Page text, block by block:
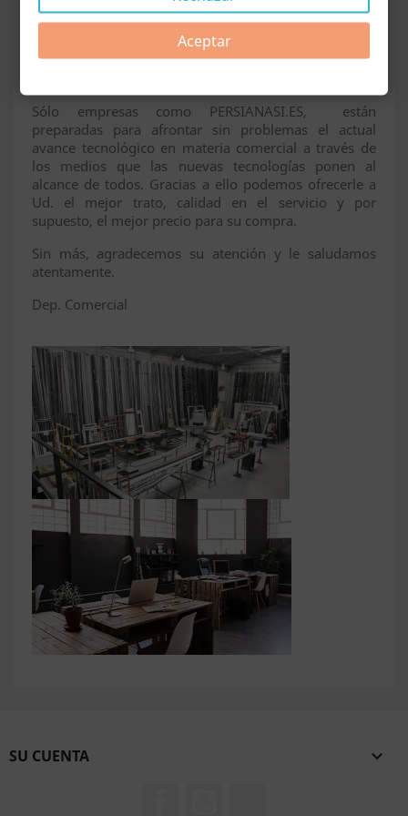
su duda en nuestras distintas bases de datos
documentales y quedará un registro para evaluar el
trato de atención al cliente que le brinda nuestro
personal. También quedará constancia de todo lo
Sólo empresas como PERSIANASI.ES, están
preparadas para afrontar sin problemas el actual
avance tecnológico en materia comercial a través de
los medios que las nuevas tecnologías ponen al
alcance de todos. Gracias a ello podemos ofrecerle a
Ud. el mejor trato, calidad en el servicio y por
supuesto, el mejor precio para su compra.
Sin más, agradecemos su atención y le saludamos
atentamente.
Dep. Comercial
SU CUENTA 
Aceptar